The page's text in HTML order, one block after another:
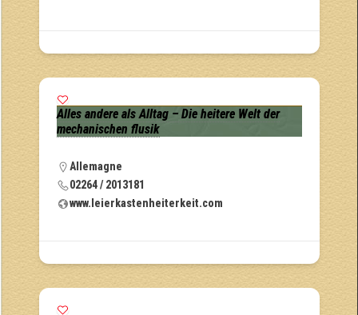
Alles andere als Alltag – Die heitere Welt der
mechanischen flusik
Allemagne
02264 / 2013181
www.leierkastenheiterkeit.com